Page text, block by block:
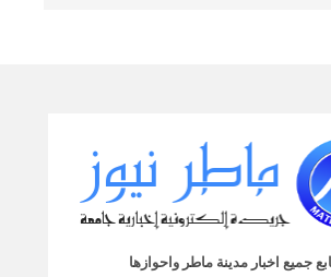
جميع اخبار مدينة ماطر واحوازها